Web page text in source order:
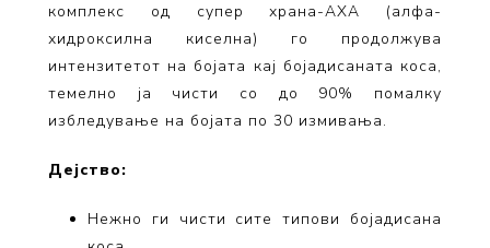
комплекс од супер храна-АХА (алфа-
хидроксилна киселна) го продолжува
интензитетот на бојата кај бојадисаната коса,
темелно ја чисти со до 90% помалку
избледување на бојата по 30 измивања.
Дејство:
Нежно ги чисти сите типови бојадисана